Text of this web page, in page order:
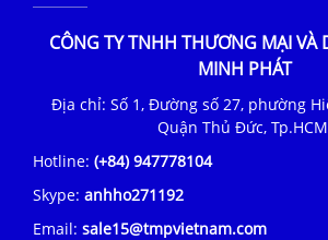
CÔNG TY TNHH THƯƠNG MẠI VÀ
MINH PHÁT
Địa chỉ: Số 1, Đường số 27, phường
Quận Thủ Đức,
Hotline: (+84) 947778104
Skype: anhho271192
Email: sale15@tmpvietnam.com